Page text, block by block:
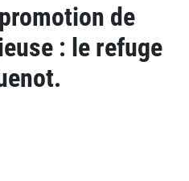
de
: le refuge